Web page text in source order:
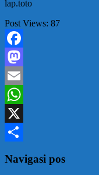
lap.toto
Post Views: 87
Facebook
Mastodon
Email
WhatsApp
X
Navigasi pos